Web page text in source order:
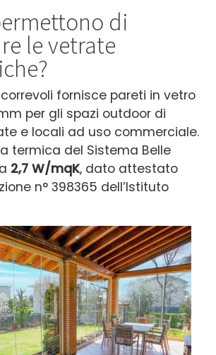
di
le vetrate
fornisce pareti in vetro
per gli spazi outdoor di
e locali ad uso commerciale.
termica del Sistema Belle
2,7 W/mqK, dato attestato
n° 398365 dell’Istituto